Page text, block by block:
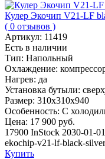
Кулер Экочип V21-LF
( 0 отзывов )
Артикул: 11419
Есть в наличии
Тип: Напольный
Охлаждение:
Нагрев: да
Установка бутыли:
Размер: 310x310х940
Особенность: С
Цена: 17 900 руб.
17900 InStock 2030-01-01
ekochip-v21-lf-black-
Купить